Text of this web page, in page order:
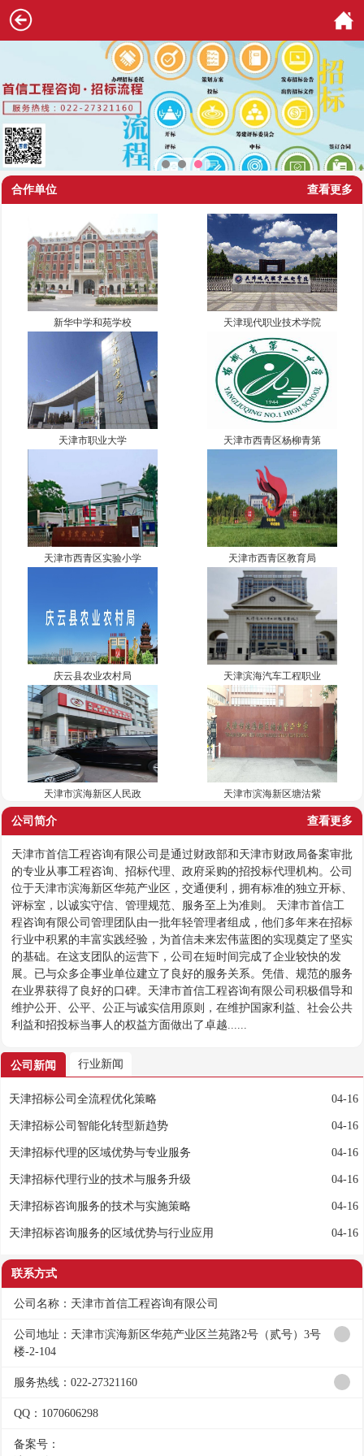
查看更多
合作单位
新华中学和苑学校 天津现代职业技术学院
天津市职业大学 天津市西青区杨柳青第
天津市西青区实验小学 天津市西青区教育局
庆云县农业农村局 天津滨海汽车工程职业
天津市滨海新区人民政 天津市滨海新区塘沽紫
查看更多
公司简介
天津市首信工程咨询有限公司是通过财政部和天津市财政局备案审批
的专业从事工程咨询、招标代理、政府采购的招投标代理机构。公司
位于天津市滨海新区华苑产业区，交通便利，拥有标准的独立开标、
评标室，以诚实守信、管理规范、服务至上为准则。 天津市首信工
程咨询有限公司管理团队由一批年轻管理者组成，他们多年来在招标
行业中积累的丰富实践经验，为首信未来宏伟蓝图的实现奠定了坚实
的基础。在这支团队的运营下，公司在短时间完成了企业较快的发
展。已与众多企事业单位建立了良好的服务关系。凭借、规范的服务
在业界获得了良好的口碑。天津市首信工程咨询有限公司积极倡导和
维护公开、公平、公正与诚实信用原则，在维护国家利益、社会公共
利益和招投标当事人的权益方面做出了卓越......
公司新闻 行业新闻
04-16
天津招标公司全流程优化策略
04-16
天津招标公司智能化转型新趋势
04-16
天津招标代理的区域优势与专业服务
04-16
天津招标代理行业的技术与服务升级
04-16
天津招标咨询服务的技术与实施策略
04-16
天津招标咨询服务的区域优势与行业应用
联系方式
公司名称：天津市首信工程咨询有限公司
公司地址：天津市滨海新区华苑产业区兰苑路2号（贰号）3号
楼-2-104
服务热线：022-27321160
QQ：1070606298
备案号：